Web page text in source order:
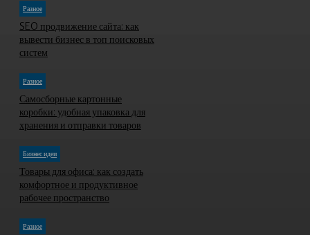
Разное
SEO продвижение сайта: как
вывести бизнес в топ поисковых
систем
Разное
Самосборные картонные
коробки: удобная упаковка для
хранения и отправки товаров
Бизнес идеи
Товары для офиса: как создать
комфортное и продуктивное
рабочее пространство
Разное